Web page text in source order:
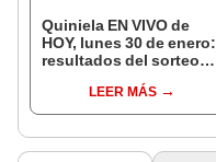
Quiniela EN VIVO de
HOY, lunes 30 de enero:
resultados del sorteo
LEER MÁS